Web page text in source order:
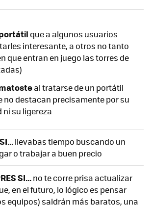
que a algunos usuarios
interesante, a otros no tanto
que entran en juego las torres de
al tratarse de un portátil
no destacan precisamente por su
su ligereza
llevabas tiempo buscando un
o trabajar a buen precio
SI...no te corre prisa actualizar
en el futuro, lo lógico es pensar
equipos) saldrán más baratos, una